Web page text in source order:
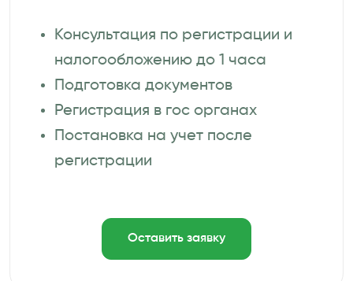
Консультация по регистрации и
налогообложению до 1 часа
Подготовка документов
Регистрация в гос органах
Постановка на учет после
регистрации
Оставить заявку